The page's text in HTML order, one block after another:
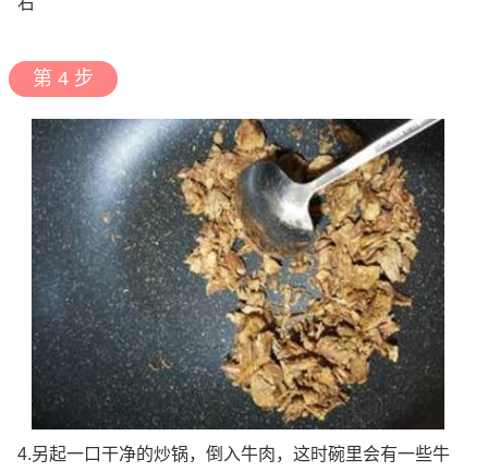
第 4 步
4.另起一口干净的炒锅，倒入牛肉，这时碗里会有一些牛